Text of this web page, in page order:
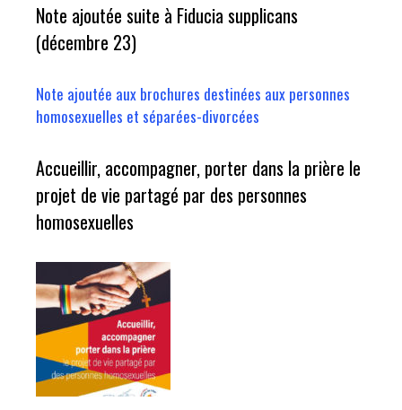
Note ajoutée suite à Fiducia supplicans
(décembre 23)
Note ajoutée aux brochures destinées aux personnes
homosexuelles et séparées-divorcées
Accueillir, accompagner, porter dans la prière le
projet de vie partagé par des personnes
homosexuelles